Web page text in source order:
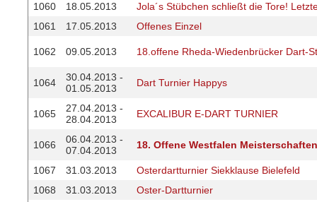
1060 18.05.2013
Jola´s Stübchen schließt die Tore!
1061
17.05.2013 Offenes Einzel
1062 09.05.2013 18.offene Rheda-Wiedenbrücker Dart-
1064
30.04.2013 -
01.05.2013
Dart Turnier Happys
1065
27.04.2013 -
28.04.2013
EXCALIBUR E-DART TURNIER
1066
06.04.2013 -
07.04.2013
18. Offene Westfalen Meisterschaften
1067 31.03.2013
Osterdartturnier Siekklause Bielefeld
1068
31.03.2013
Oster-Dartturnier